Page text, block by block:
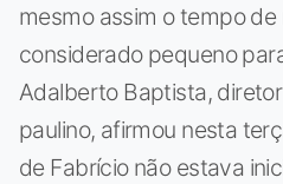
mesmo assim o tempo
considerado pequeno
Adalberto Baptista,
paulino, afirmou nesta
de Fabrício não estava